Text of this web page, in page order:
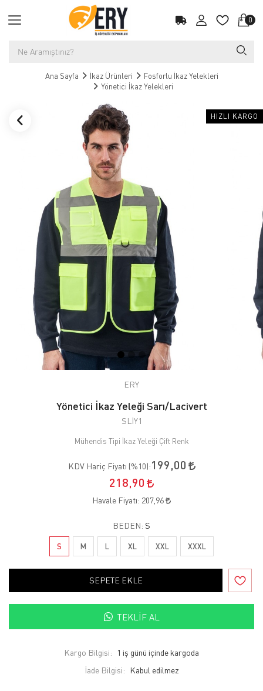
0
Ana Sayfa İkaz Ürünleri
Fosforlu İkaz Yelekleri
Yönetici İkaz Yelekleri
HIZLI KARGO
ERY
Yönetici İkaz Yeleği Sarı/Lacivert
SLİY1
Mühendis Tipi İkaz Yeleği Çift Renk
KDV Hariç Fiyatı (%10):199,00
218,90
Havale Fiyatı: 207,96
BEDEN: S
S M L XL XXL XXXL
SEPETE EKLE
TEKLIF AL
Kargo Bilgisi:
1 iş günü içinde kargoda
İade Bilgisi: